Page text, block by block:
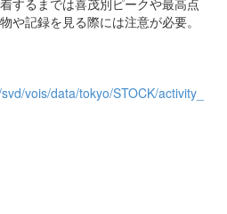
するまでは喜茂別ピークや最高点
や記録を見る際には注意が必要。
vois/data/tokyo/STOCK/activity_